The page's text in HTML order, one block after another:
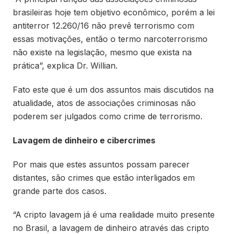
brasileiras hoje tem objetivo econômico, porém a lei
antiterror 12.260/16 não prevê terrorismo com
essas motivações, então o termo narcoterrorismo
não existe na legislação, mesmo que exista na
prática”, explica Dr. Willian.
Fato este que é um dos assuntos mais discutidos na
atualidade, atos de associações criminosas não
poderem ser julgados como crime de terrorismo.
Lavagem de dinheiro e cibercrimes
Por mais que estes assuntos possam parecer
distantes, são crimes que estão interligados em
grande parte dos casos.
“A cripto lavagem já é uma realidade muito presente
no Brasil, a lavagem de dinheiro através das cripto